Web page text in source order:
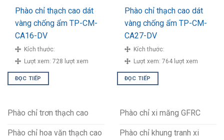
Phào chỉ thạch cao dát
vàng chống ẩm TP-CM-
CA16-DV
Kích thước:
Lượt xem: 728 lượt xem
ĐỌC TIẾP
Phào chỉ thạch cao dát
vàng chống ẩm TP-CM-
CA27-DV
Kích thước:
Lượt xem: 764 lượt xem
ĐỌC TIẾP
Phào chỉ trơn thạch cao
Phào chỉ hoa văn thạch cao
Phào chỉ xi măng GFRC
Phào chỉ khung tranh xi